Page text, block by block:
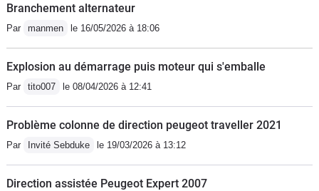
Branchement alternateur
Par manmen le 16/05/2026 à 18:06
Explosion au démarrage puis moteur qui s'emballe
Par tito007 le 08/04/2026 à 12:41
Problème colonne de direction peugeot traveller 2021
Par Invité Sebduke le 19/03/2026 à 13:12
Direction assistée Peugeot Expert 2007